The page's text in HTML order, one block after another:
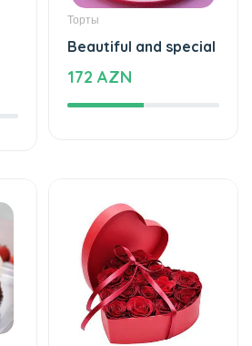
Торты
Beautiful and special
172 AZN